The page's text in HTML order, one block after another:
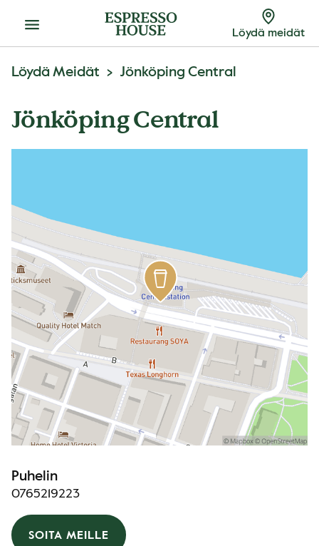
Menu Löydä meidät
Löydä Meidät Jönköping Central
Jönköping Central
Puhelin
0765219223
SOITA MEILLE